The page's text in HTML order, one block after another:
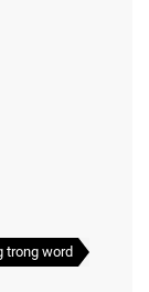
trong word